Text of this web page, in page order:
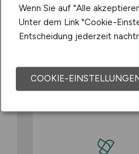
Wenn Sie auf "Alle
Unter dem Link "Cookie-
Entscheidung jederzeit
COOKIE-